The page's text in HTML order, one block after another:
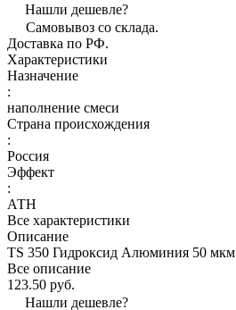
Нашли дешевле?
Самовывоз со склада.
Доставка по РФ.
Характеристики
Назначение
:
наполнение смеси
Страна происхождения
:
Россия
Эффект
:
АТН
Все характеристики
Описание
TS 350 Гидроксид Алюминия 50 мкм
Все описание
123.50 руб.
Нашли дешевле?